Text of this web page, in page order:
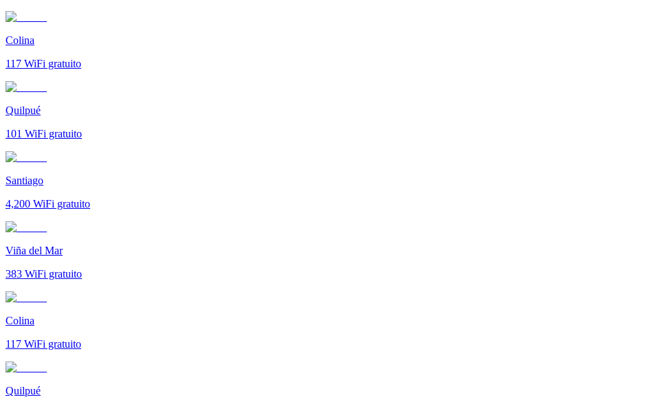
Colina
117 WiFi gratuito
Quilpué
101 WiFi gratuito
Santiago
4,200 WiFi gratuito
Viña del Mar
383 WiFi gratuito
Colina
117 WiFi gratuito
Quilpué